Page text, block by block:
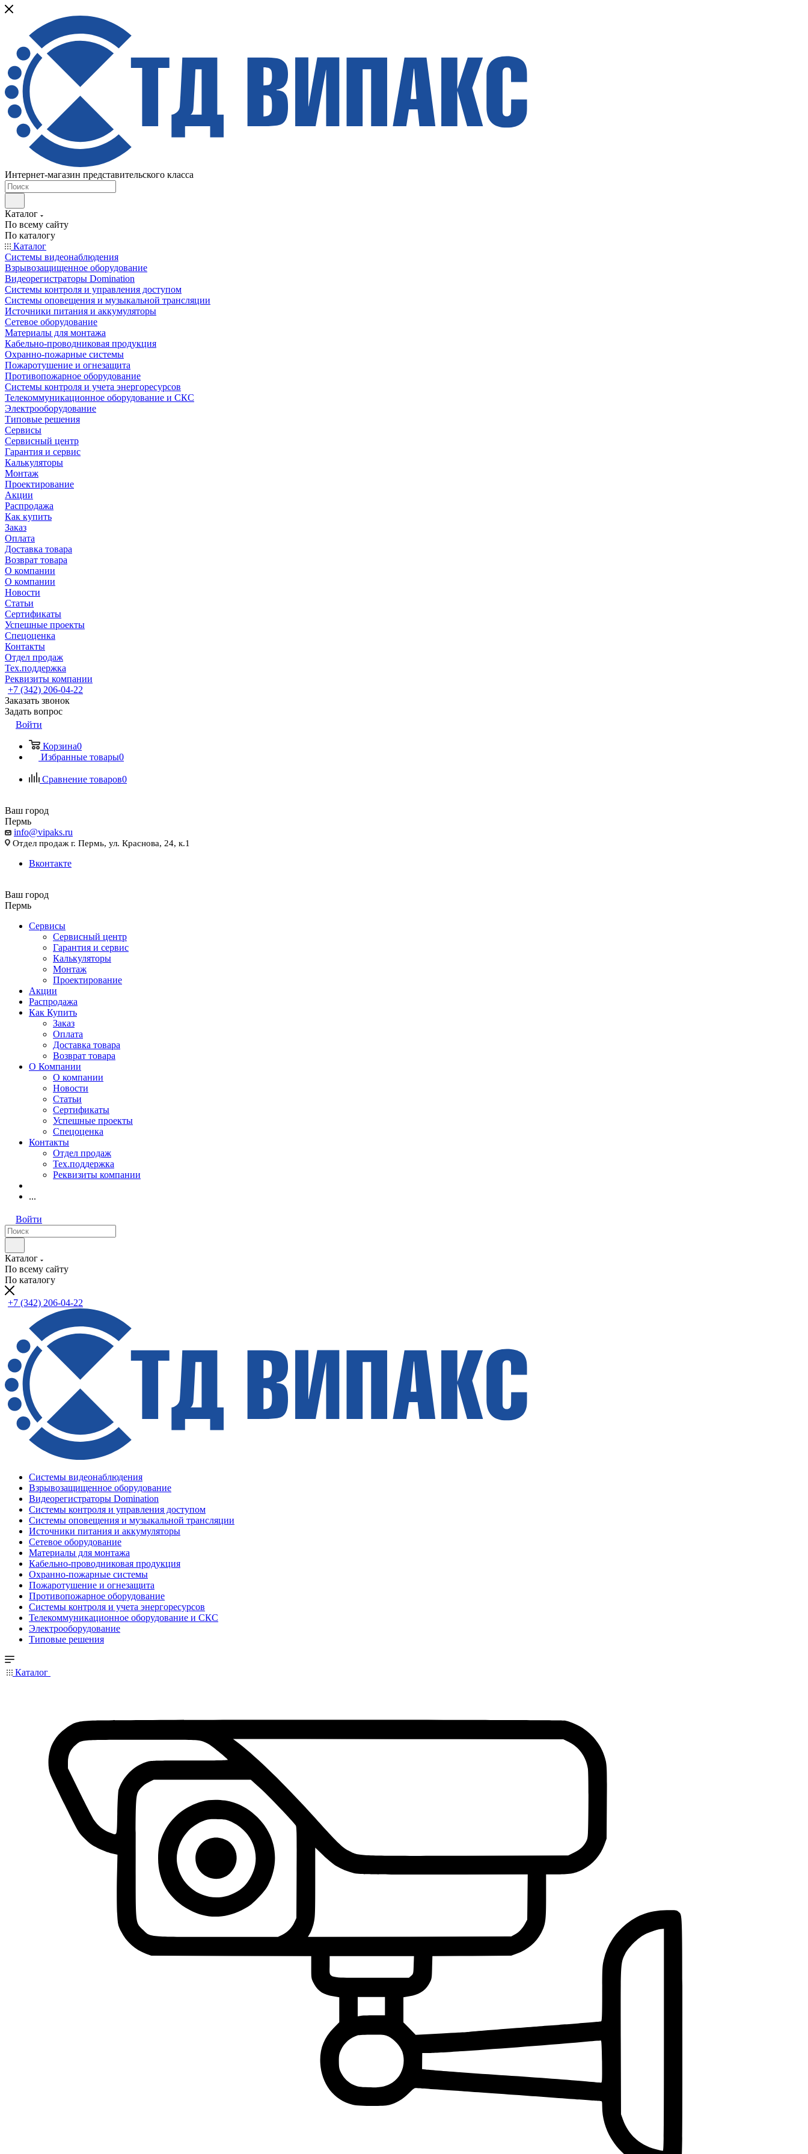
Интернет-магазин представительского класса
Каталог
По всему сайту
По каталогу
Каталог
Системы видеонаблюдения
Взрывозащищенное оборудование
Видеорегистраторы Domination
Системы контроля и управления доступом
Системы оповещения и музыкальной трансляции
Источники питания и аккумуляторы
Сетевое оборудование
Материалы для монтажа
Кабельно-проводниковая продукция
Охранно-пожарные системы
Пожаротушение и огнезащита
Противопожарное оборудование
Системы контроля и учета энергоресурсов
Телекоммуникационное оборудование и СКС
Электрооборудование
Типовые решения
Сервисы
Сервисный центр
Гарантия и сервис
Калькуляторы
Монтаж
Проектирование
Акции
Распродажа
Как купить
Заказ
Оплата
Доставка товара
Возврат товара
О компании
О компании
Новости
Статьи
Сертификаты
Успешные проекты
Спецоценка
Контакты
Отдел продаж
Тех.поддержка
Реквизиты компании
+7 (342) 206-04-22
Заказать звонок
Задать вопрос
Войти
Корзина0
Избранные товары0
Сравнение товаров0
Ваш город
Пермь
info@vipaks.ru
Отдел продаж г. Пермь, ул. Краснова, 24, к.1
Вконтакте
Ваш город
Пермь
Сервисы
Сервисный центр
Гарантия и сервис
Калькуляторы
Монтаж
Проектирование
Акции
Распродажа
Как Купить
Заказ
Оплата
Доставка товара
Возврат товара
О Компании
О компании
Новости
Статьи
Сертификаты
Успешные проекты
Спецоценка
Контакты
Отдел продаж
Тех.поддержка
Реквизиты компании
...
Войти
Каталог
По всему сайту
По каталогу
+7 (342) 206-04-22
Системы видеонаблюдения
Взрывозащищенное оборудование
Видеорегистраторы Domination
Системы контроля и управления доступом
Системы оповещения и музыкальной трансляции
Источники питания и аккумуляторы
Сетевое оборудование
Материалы для монтажа
Кабельно-проводниковая продукция
Охранно-пожарные системы
Пожаротушение и огнезащита
Противопожарное оборудование
Системы контроля и учета энергоресурсов
Телекоммуникационное оборудование и СКС
Электрооборудование
Типовые решения
Каталог